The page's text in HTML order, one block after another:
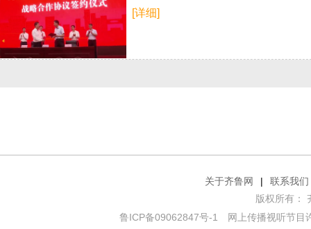
[详细]
关于齐鲁网 |
联系我们
版权所有：
鲁ICP备09062847号-1
网上传播视听节目